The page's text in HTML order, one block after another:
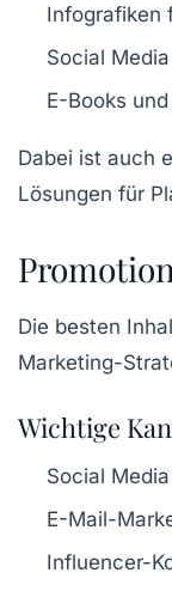
Infografiken
Social
E-Books
Dabei ist auch
Lösungen für
Die besten
Marketing-
Wichtige
Social
E-Mail-
Influencer-